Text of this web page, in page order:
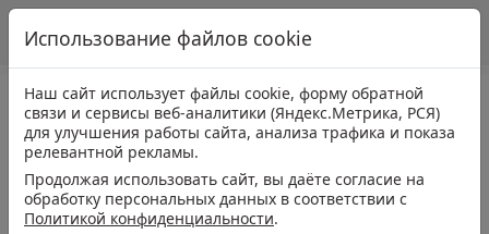
Использование файлов cookie
Наш сайт использует файлы cookie, форму обратной
связи и сервисы веб-аналитики (Яндекс.Метрика, РСЯ)
для улучшения работы сайта, анализа трафика и показа
релевантной рекламы.
Продолжая использовать сайт, вы даёте согласие на
обработку персональных данных в соответствии с
Политикой конфиденциальности.